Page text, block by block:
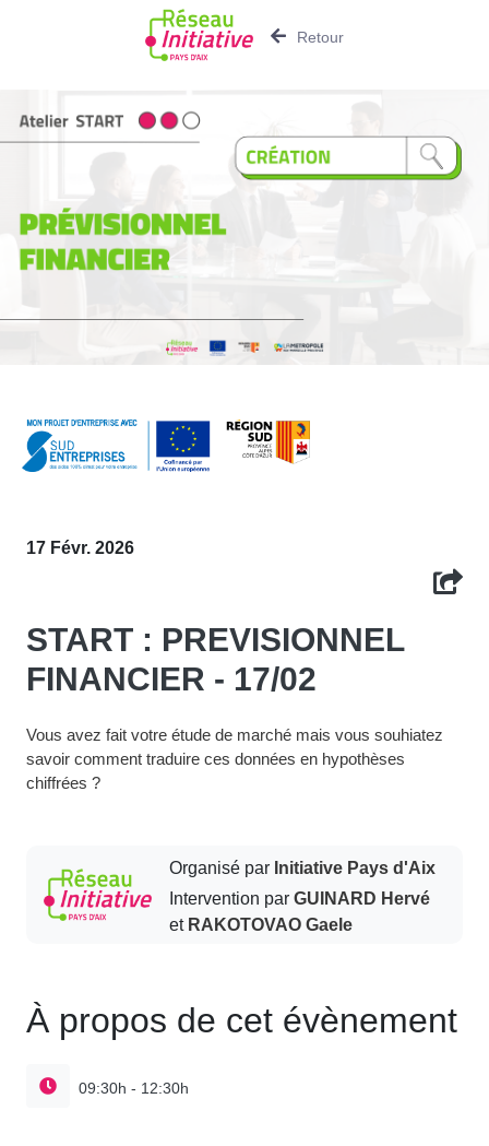
Retour
17 Févr. 2026
START : PREVISIONNEL
FINANCIER - 17/02
Vous avez fait votre étude de marché mais vous souhiatez
savoir comment traduire ces données en hypothèses
chiffrées ?
Organisé parInitiative Pays d'Aix
Intervention parGUINARD Hervé
etRAKOTOVAO Gaele
À propos de cet évènement
09:30h - 12:30h